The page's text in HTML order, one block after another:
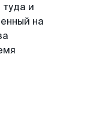
и
на